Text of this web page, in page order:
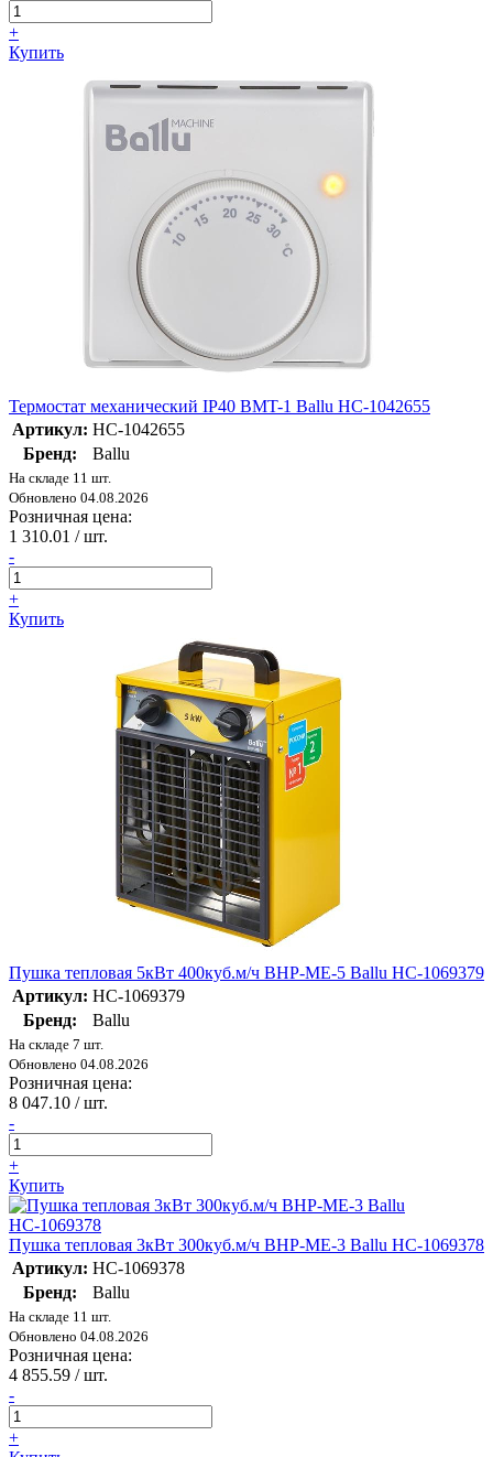
+
Купить
Термостат механический IP40 BMT-1 Ballu НС-1042655
Артикул: НС-1042655
Бренд:
Ballu
На складе 11 шт.
Обновлено 04.08.2026
Розничная цена:
1 310.01 / шт.
-
+
Купить
Пушка тепловая 5кВт 400куб.м/ч BHP-ME-5 Ballu НС-1069379
Артикул: НС-1069379
Бренд:
Ballu
На складе 7 шт.
Обновлено 04.08.2026
Розничная цена:
8 047.10 / шт.
-
+
Купить
Пушка тепловая 3кВт 300куб.м/ч BHP-ME-3 Ballu НС-1069378
Артикул: НС-1069378
Бренд:
Ballu
На складе 11 шт.
Обновлено 04.08.2026
Розничная цена:
4 855.59 / шт.
-
+